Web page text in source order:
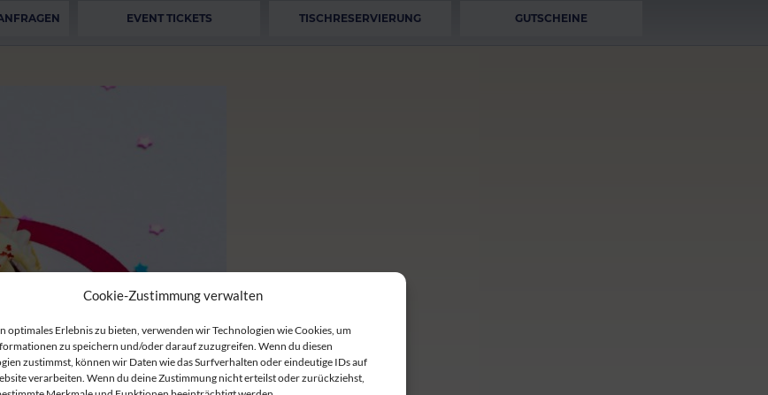
Cookie-Zustimmung verwalten
optimales Erlebnis zu bieten, verwenden wir Technologien wie Cookies, um
zu speichern und/oder darauf zuzugreifen. Wenn du diesen
zustimmst, können wir Daten wie das Surfverhalten oder eindeutige IDs auf
verarbeiten. Wenn du deine Zustimmung nicht erteilst oder zurückziehst,
EVENT TICKETS TISCHRESERVIERUNG GUTSCHEINE